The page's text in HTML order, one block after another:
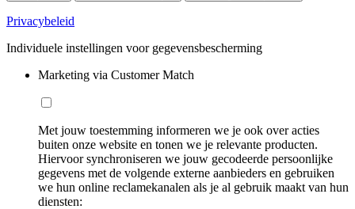
Privacybeleid
Individuele instellingen voor gegevensbescherming
Marketing via Customer Match
Met jouw toestemming informeren we je ook over acties
buiten onze website en tonen we je relevante producten.
Hiervoor synchroniseren we jouw gecodeerde persoonlijke
gegevens met de volgende externe aanbieders en gebruiken
we hun online reclamekanalen als je al gebruik maakt van hun
diensten: